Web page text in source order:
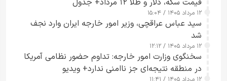
۱۲ مرداد ۱۴۰۵ / ۱۵:۰۴
سید عباس عراقچی، وزیر امور خارجه ایران وارد نجف
شد
۱۲ مرداد ۱۴۰۵ / ۱۲:۱۲
سخنگوی وزارت امور خارجه: تداوم حضور نظامی آمریکا
در منطقه نتیجه‌ای جز ناامنی ندارد+ ویدیو